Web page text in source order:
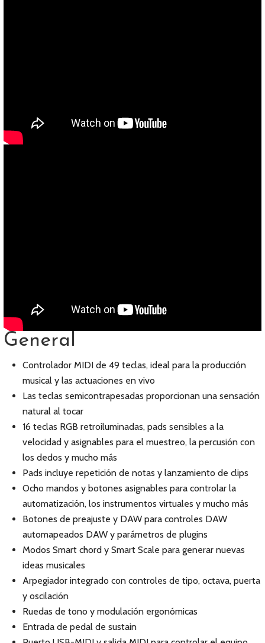
General
Controlador MIDI de 49 teclas, ideal para la producción
musical y las actuaciones en vivo
Las teclas semicontrapesadas proporcionan una sensación
natural al tocar
16 teclas RGB retroiluminadas, pads sensibles a la
velocidad y asignables para el muestreo, la percusión con
los dedos y mucho más
Pads incluye repetición de notas y lanzamiento de clips
Ocho mandos y botones asignables para controlar la
automatización, los instrumentos virtuales y mucho más
Botones de preajuste y DAW para controles DAW
automapeados DAW y parámetros de plugins
Modos Smart chord y Smart Scale para generar nuevas
ideas musicales
Arpegiador integrado con controles de tipo, octava, puerta
y oscilación
Ruedas de tono y modulación ergonómicas
Entrada de pedal de sustain